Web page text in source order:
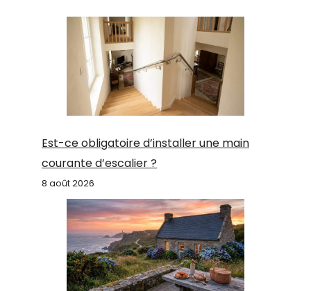
Est-ce obligatoire d’installer une main
courante d’escalier ?
8 août 2026